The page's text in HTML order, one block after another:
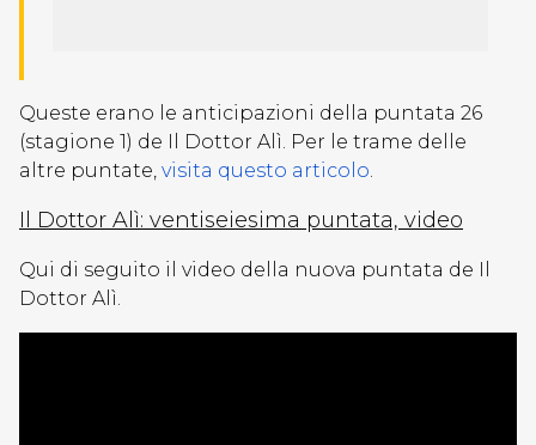
Queste erano le anticipazioni della puntata 26
(stagione 1) de Il Dottor Alì. Per le trame delle
altre puntate, visita questo articolo.
Il Dottor Alì: ventiseiesima puntata, video
Qui di seguito il video della nuova puntata de Il
Dottor Alì.